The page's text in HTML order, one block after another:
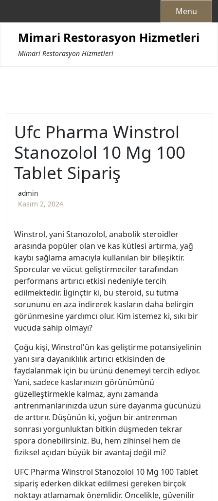
Menu
Mimari Restorasyon Hizmetleri
Mimari Restorasyon Hizmetleri
Ufc Pharma Winstrol
Stanozolol 10 Mg 100
Tablet Sipariş
admin
Kasım 2, 2024
Winstrol, yani Stanozolol, anabolik steroidler
arasında popüler olan ve kas kütlesi artırma, yağ
kaybı sağlama amacıyla kullanılan bir bileşiktir.
Sporcular ve vücut geliştirmeciler tarafından
performans artırıcı etkisi nedeniyle tercih
edilmektedir. İlginçtir ki, bu steroid, su tutma
sorununu en aza indirerek kasların daha belirgin
görünmesine yardımcı olur. Kim istemez ki, sıkı bir
vücuda sahip olmayı?
Çoğu kişi, Winstrol'ün kas geliştirme potansiyelinin
yanı sıra dayanıklılık artırıcı etkisinden de
faydalanmak için bu ürünü denemeyi tercih ediyor.
Yani, sadece kaslarınızın görünümünü
güzelleştirmekle kalmaz, aynı zamanda
antrenmanlarınızda uzun süre dayanma gücünüzü
de arttırır. Düşünün ki, yoğun bir antrenman
sonrası yorgunluktan bitkin düşmeden tekrar
spora dönebilirsiniz. Bu, hem zihinsel hem de
fiziksel açıdan büyük bir avantaj değil mi?
UFC Pharma Winstrol Stanozolol 10 Mg 100 Tablet
sipariş ederken dikkat edilmesi gereken birçok
noktayı atlamamak önemlidir. Öncelikle, güvenilir